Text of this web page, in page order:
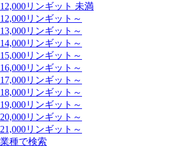
12,000リンギット 未満
12,000リンギット～
13,000リンギット～
14,000リンギット～
15,000リンギット～
16,000リンギット～
17,000リンギット～
18,000リンギット～
19,000リンギット～
20,000リンギット～
21,000リンギット～
業種で検索